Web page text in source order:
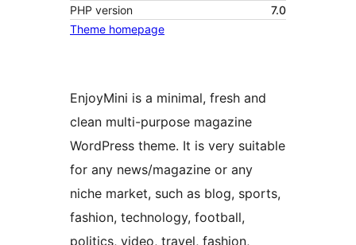
PHP version
7.0
Theme homepage
EnjoyMini is a minimal, fresh and
clean multi-purpose magazine
WordPress theme. It is very suitable
for any news/magazine or any
niche market, such as blog, sports,
fashion, technology, football,
politics, video, travel, fashion,